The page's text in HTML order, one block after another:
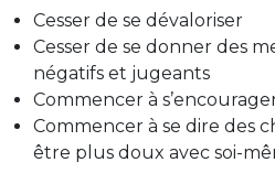
Cesser de se dévaloriser
Cesser de se donner des
négatifs et jugeants
Commencer à
Commencer à se dire des
être plus doux avec soi-